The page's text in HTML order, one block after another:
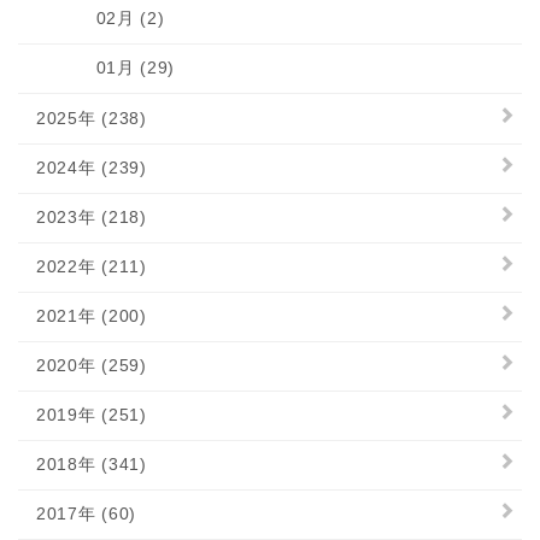
02月 (2)
01月 (29)
2025年 (238)
2024年 (239)
2023年 (218)
2022年 (211)
2021年 (200)
2020年 (259)
2019年 (251)
2018年 (341)
2017年 (60)